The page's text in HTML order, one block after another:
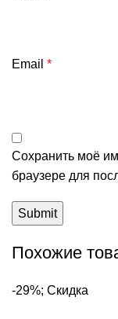
Email *
Сохранить моё
браузере для
Похожие
-29%; Скидка